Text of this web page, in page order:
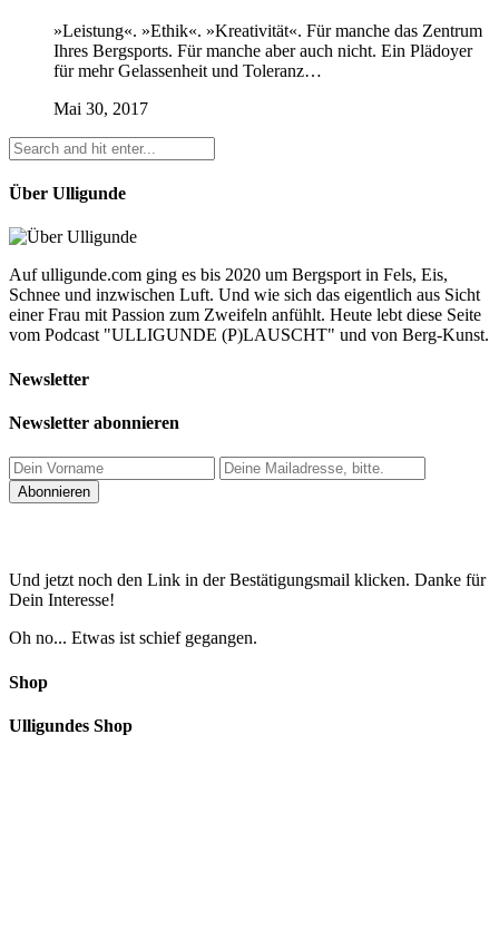
»Leistung«. »Ethik«. »Kreativität«. Für manche das Zentrum
Ihres Bergsports. Für manche aber auch nicht. Ein Plädoyer
für mehr Gelassenheit und Toleranz…
Mai 30, 2017
Über Ulligunde
Auf ulligunde.com ging es bis 2020 um Bergsport in Fels, Eis,
Schnee und inzwischen Luft. Und wie sich das eigentlich aus Sicht
einer Frau mit Passion zum Zweifeln anfühlt. Heute lebt diese Seite
vom Podcast "ULLIGUNDE (P)LAUSCHT" und von Berg-Kunst.
Newsletter
Newsletter abonnieren
Und jetzt noch den Link in der Bestätigungsmail klicken. Danke für
Dein Interesse!
Oh no... Etwas ist schief gegangen.
Shop
Ulligundes Shop